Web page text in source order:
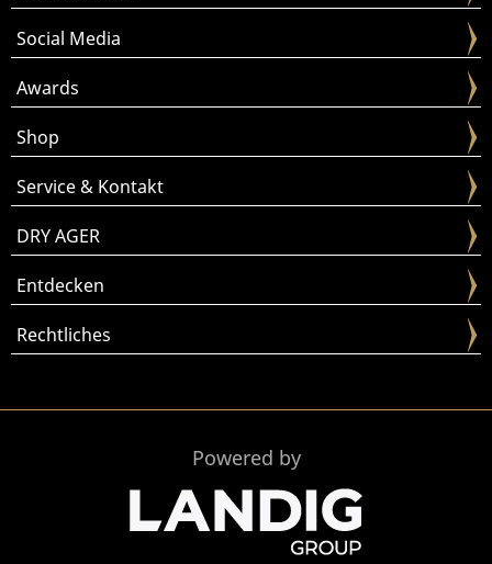
Social Media
Awards
Shop
Service & Kontakt
DRY AGER
Entdecken
Rechtliches
Powered by